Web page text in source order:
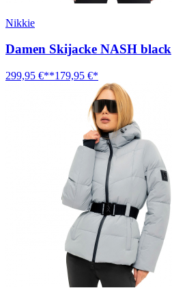
Nikkie
Damen Skijacke NASH black
299,95 €**179,95 €*